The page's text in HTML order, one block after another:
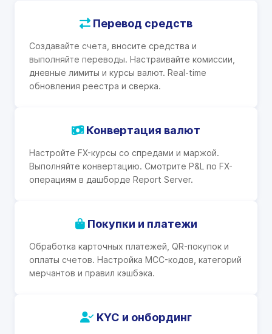
Перевод средств
Создавайте счета, вносите средства и
выполняйте переводы. Настраивайте комиссии,
дневные лимиты и курсы валют. Real-time
обновления реестра и сверка.
Конвертация валют
Настройте FX-курсы со спредами и маржой.
Выполняйте конвертацию. Смотрите P&L по FX-
операциям в дашборде Report Server.
Покупки и платежи
Обработка карточных платежей, QR-покупок и
оплаты счетов. Настройка MCC-кодов, категорий
мерчантов и правил кэшбэка.
KYC и онбординг